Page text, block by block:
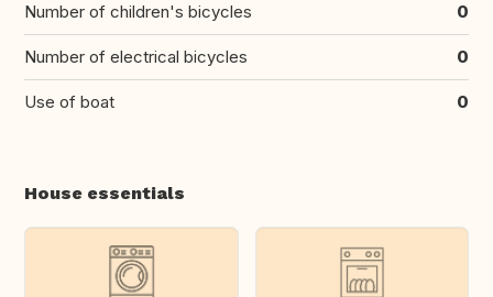
Number of children's bicycles 0
Number of electrical bicycles 0
Use of boat 0
House essentials